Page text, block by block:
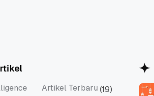
Artikel Terbaru (19)